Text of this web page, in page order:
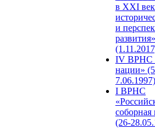
в XXI
и
развития»
IV ВРНС
нации»
7.06.1997)
I ВРНС
(26-